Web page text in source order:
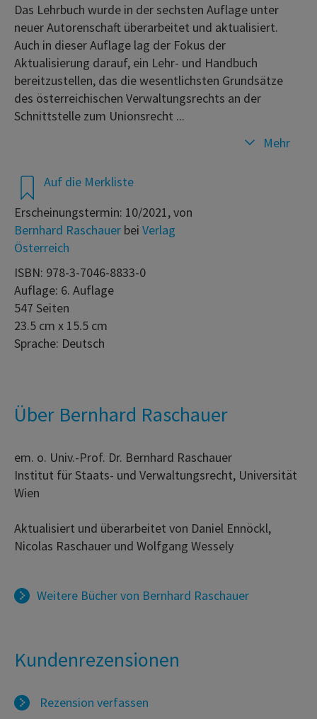
Auf die Merkliste
Erscheinungstermin: 10/2021, von
Bernhard Raschauer bei Verlag
Österreich
ISBN: 978-3-7046-8833-0
Auflage: 6. Auflage
547 Seiten
23.5 cm x 15.5 cm
Sprache: Deutsch
Das Lehrbuch wurde in der sechsten Auflage unter
neuer Autorenschaft überarbeitet und aktualisiert.
Auch in dieser Auflage lag der Fokus der
Aktualisierung darauf, ein Lehr- und Handbuch
bereitzustellen, das die wesentlichsten Grundsätze
des österreichischen Verwaltungsrechts an der
Schnittstelle zum Unionsrecht ...
Mehr
Über Bernhard Raschauer
em. o. Univ.-Prof. Dr. Bernhard Raschauer
Institut für Staats- und Verwaltungsrecht, Universität
Wien
Aktualisiert und überarbeitet von Daniel Ennöckl,
Nicolas Raschauer und Wolfgang Wessely
Weitere Bücher von Bernhard Raschauer
Kundenrezensionen
Rezension verfassen